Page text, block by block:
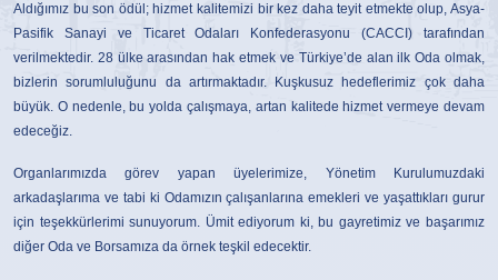
Aldığımız bu son ödül; hizmet kalitemizi bir kez daha teyit etmekte olup, Asya-
Pasifik Sanayi ve Ticaret Odaları Konfederasyonu (CACCI) tarafından
verilmektedir. 28 ülke arasından hak etmek ve Türkiye’de alan ilk Oda olmak,
bizlerin sorumluluğunu da artırmaktadır. Kuşkusuz hedeflerimiz çok daha
büyük. O nedenle, bu yolda çalışmaya, artan kalitede hizmet vermeye devam
edeceğiz.
Organlarımızda görev yapan üyelerimize, Yönetim Kurulumuzdaki
arkadaşlarıma ve tabi ki Odamızın çalışanlarına emekleri ve yaşattıkları gurur
için teşekkürlerimi sunuyorum. Ümit ediyorum ki, bu gayretimiz ve başarımız
diğer Oda ve Borsamıza da örnek teşkil edecektir.